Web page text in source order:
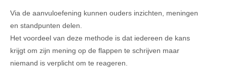
Via de aanvuloefening kunnen ouders inzichten, meningen
en standpunten delen.
Het voordeel van deze methode is dat iedereen de kans
krijgt om zijn mening op de flappen te schrijven maar
niemand is verplicht om te reageren.